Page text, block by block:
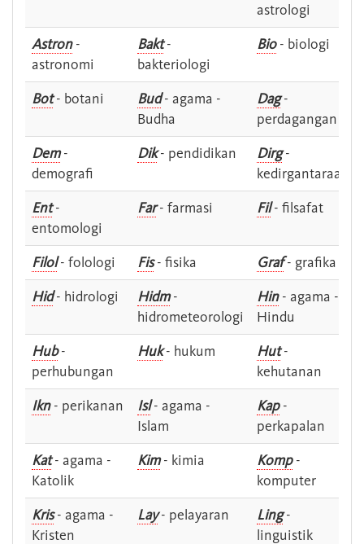
astrologi
Astron-
astronomi
Bakt-
bakteriologi
Bio- biologi
Bot- botani Bud- agama -
Budha
Dag-
perdagangan
Dem-
demografi
Dik- pendidikan Dirg-
kedirgantaraan
Ent-
entomologi
Far- farmasi Fil- filsafat
Filol- folologi Fis- fisika Graf- grafika
Hid- hidrologi Hidm-
hidrometeorologi
Hin- agama -
Hindu
Hub-
perhubungan
Huk- hukum Hut-
kehutanan
Ikn- perikanan Isl- agama -
Islam
Kap-
perkapalan
Kat- agama -
Katolik
Kim- kimia Komp-
komputer
Kris- agama -
Kristen
Lay- pelayaran Ling-
linguistik